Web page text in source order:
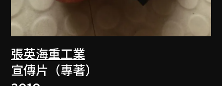
張英海重工業
宣傳片（專著）